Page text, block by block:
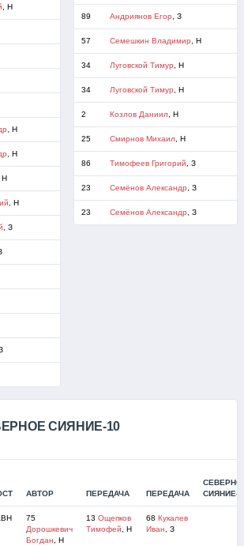
, Н
, Н
, Н
Н
, Н
, З
89 Андриянов Егор , З
57 Семешкин Владимир , Н
34 Луговской Тимур , Н
34 Луговской Тимур , Н
2 Козлов Даниил, Н
25 Смирнов Михаил, Н
86 Тимофеев Григорий , З
23 Семёнов Александр , З
23 Семёнов Александр , З
СИЯНИЕ-10
АВТОР ПЕРЕДАЧА ПЕРЕДАЧА
СИЯНИЕ-
75
Дорошкевич
Богдан , Н
13 Ощепков
Тимофей , Н
68 Кукалев
Иван , З